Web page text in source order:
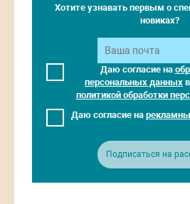
Хотите узнавать первым о
новиках?
Даю согласие на
персональных данных
политикой обработки
Даю согласие на
Подписаться на